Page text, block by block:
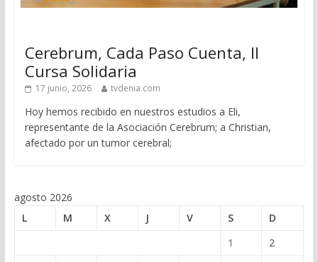
Cerebrum, Cada Paso Cuenta, II
Cursa Solidaria
17 junio, 2026 tvdenia.com
Hoy hemos recibido en nuestros estudios a Eli,
representante de la Asociación Cerebrum; a Christian,
afectado por un tumor cerebral;
agosto 2026
L
M X J V S
D
1
2